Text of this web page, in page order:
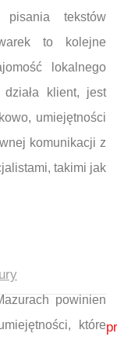
tekstów
to kolejne
lokalnego
klient, jest
umiejętności
komunikacji z
takimi jak
powinien
które